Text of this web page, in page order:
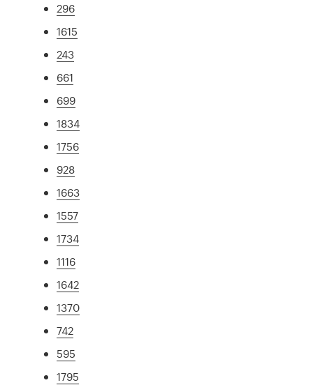
296
1615
243
661
699
1834
1756
928
1663
1557
1734
1116
1642
1370
742
595
1795